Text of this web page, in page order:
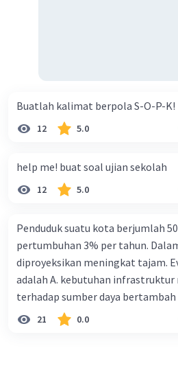
Buatlah kalimat berpola S-O-P-K!
12 5.0
help me! buat soal ujian sekolah
12 5.0
Penduduk suatu kota berjumlah
pertumbuhan 3% per tahun.
diproyeksikan meningkat tajam.
adalah A. kebutuhan
terhadap sumber daya
eksponensial berdampak jangka
memengaruhi tata ruang E.
21 0.0